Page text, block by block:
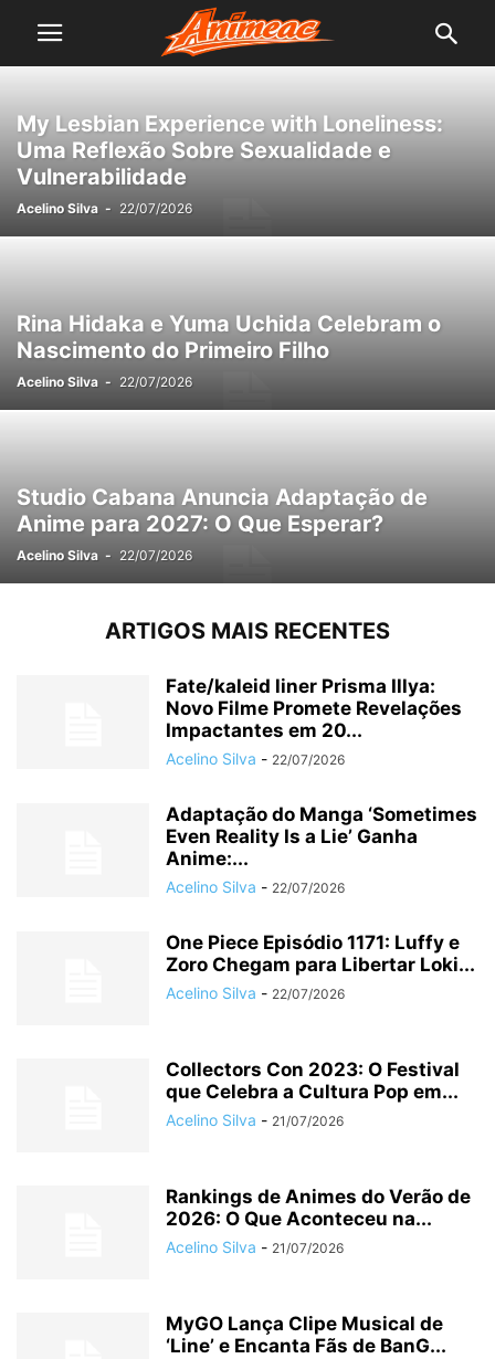
My Lesbian Experience with Loneliness:
Uma Reflexão Sobre Sexualidade e
Vulnerabilidade
Acelino Silva - 22/07/2026
Rina Hidaka e Yuma Uchida Celebram o
Nascimento do Primeiro Filho
Acelino Silva - 22/07/2026
Studio Cabana Anuncia Adaptação de
Anime para 2027: O Que Esperar?
Acelino Silva - 22/07/2026
ARTIGOS MAIS RECENTES
Fate/kaleid liner Prisma Illya:
Novo Filme Promete Revelações
Impactantes em 20...
Acelino Silva - 22/07/2026
Adaptação do Manga ‘Sometimes
Even Reality Is a Lie’ Ganha
Anime:...
Acelino Silva - 22/07/2026
One Piece Episódio 1171: Luffy e
Zoro Chegam para Libertar Loki...
Acelino Silva - 22/07/2026
Collectors Con 2023: O Festival
que Celebra a Cultura Pop em...
Acelino Silva - 21/07/2026
Rankings de Animes do Verão de
2026: O Que Aconteceu na...
Acelino Silva - 21/07/2026
MyGO Lança Clipe Musical de
‘Line’ e Encanta Fãs de BanG...